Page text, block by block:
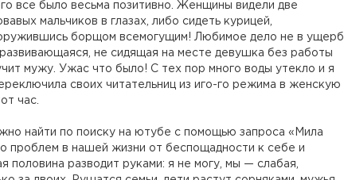
все было весьма позитивно. Женщины видели две
мальчиков в глазах, либо сидеть курицей,
борщом всемогущим! Любимое дело не в ущерб
не сидящая на месте девушка без работы
мужу. Ужас что было! С тех пор много воды утекло и я
своих читательниц из иго-го режима в женскую
час.
найти по поиску на ютубе с помощью запроса «Мила
проблем в нашей жизни от беспощадности к себе и
половина разводит руками: я не могу, мы — слабая,